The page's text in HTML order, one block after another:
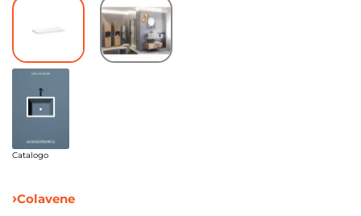
Catalogo
Colavene